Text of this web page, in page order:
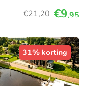
€21,20 €9,95
31% korting